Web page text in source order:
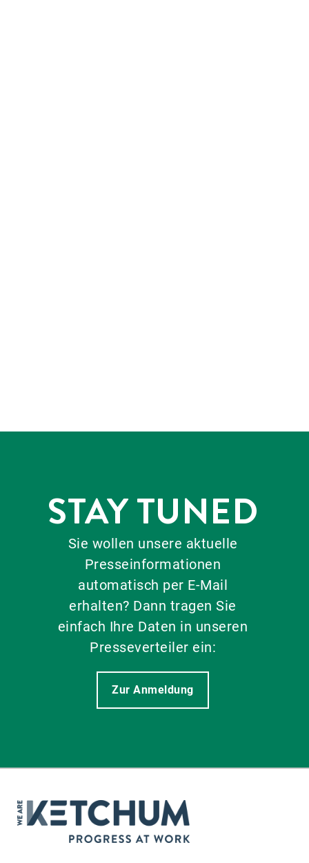
STAY TUNED
Sie wollen unsere aktuelle
Presseinformationen
automatisch per E-Mail
erhalten? Dann tragen Sie
einfach Ihre Daten in unseren
Presseverteiler ein:
Zur Anmeldung